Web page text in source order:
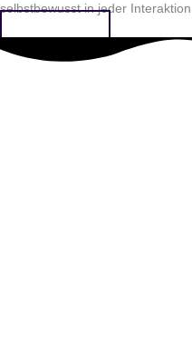
selbstbewusst in jeder